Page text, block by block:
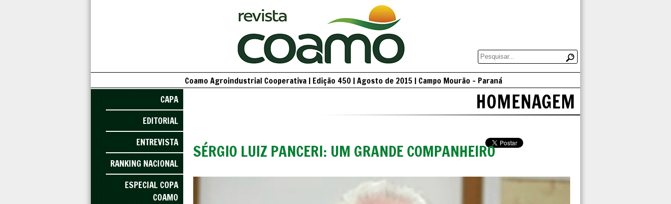
Coamo Agroindustrial Cooperativa | Edição 450 | Agosto de 2015 | Campo Mourão - Paraná
CAPA
EDITORIAL
ENTREVISTA
RANKING NACIONAL
ESPECIAL COPA
COAMO
HOMENAGEM
SÉRGIO LUIZ PANCERI: UM GRANDE COMPANHEIRO